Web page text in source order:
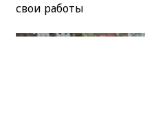
свои работы